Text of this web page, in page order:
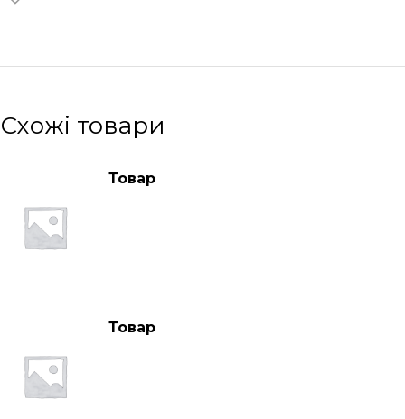
Схожі товари
Товар
Товар